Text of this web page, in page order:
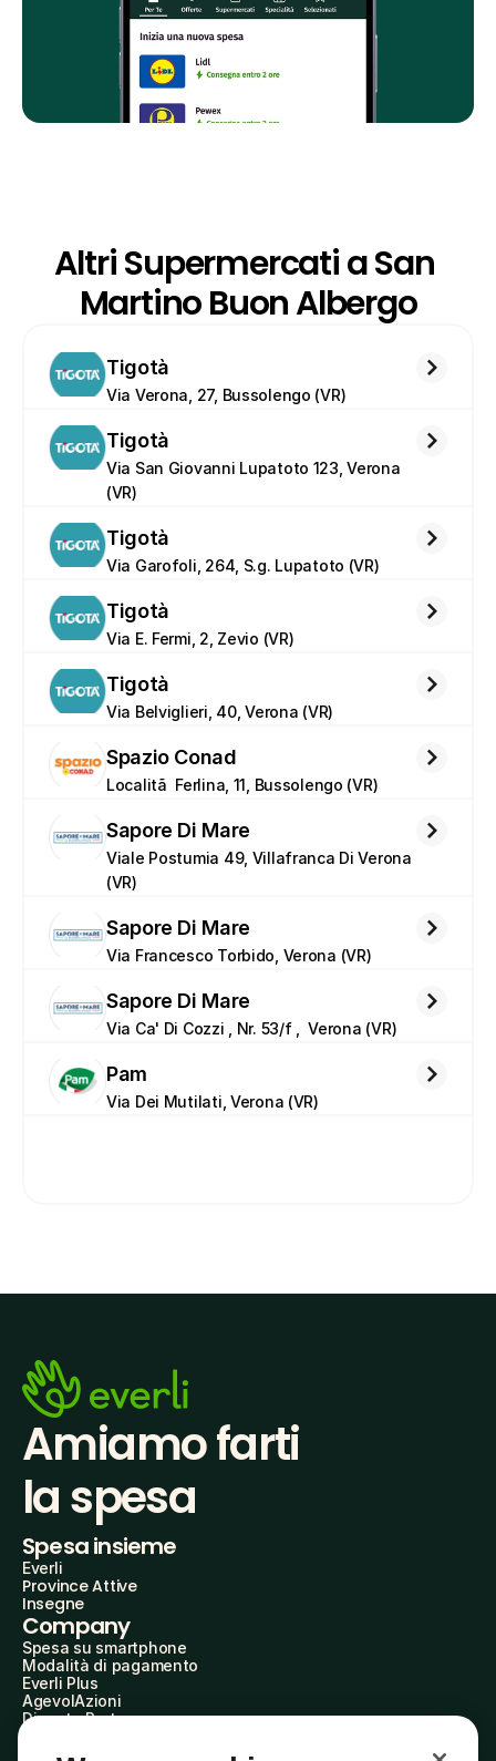
Altri Supermercati a San
Martino Buon Albergo
Tigotà
Via Verona, 27, Bussolengo (VR)
Tigotà
Via San Giovanni Lupatoto 123, Verona
(VR)
Tigotà
Via Garofoli, 264, S.g. Lupatoto (VR)
Tigotà
Via E. Fermi, 2, Zevio (VR)
Tigotà
Via Belviglieri, 40, Verona (VR)
Spazio Conad
Localitã  Ferlina, 11, Bussolengo (VR)
Sapore Di Mare
Viale Postumia 49, Villafranca Di Verona
(VR)
Sapore Di Mare
Via Francesco Torbido, Verona (VR)
Sapore Di Mare
Via Ca' Di Cozzi , Nr. 53/f ,  Verona (VR)
Pam
Via Dei Mutilati, Verona (VR)
Amiamo farti
la spesa
Spesa insieme
Everli
Province Attive
Insegne
Company
Spesa su smartphone
Modalità di pagamento
Everli Plus
AgevolAzioni
Diventa Partner
Everli Shoppers